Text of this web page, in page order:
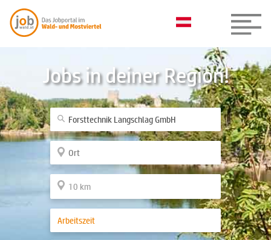
Jobs in deiner Region!